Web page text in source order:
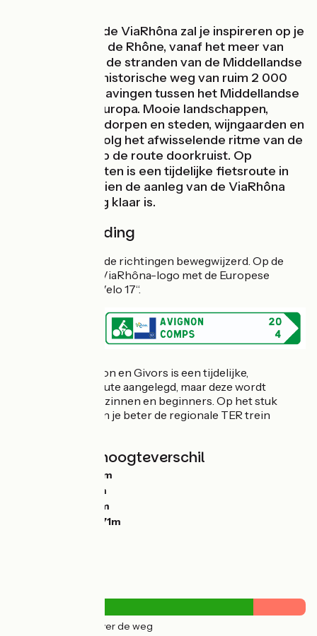
De ambitie van de ViaRhôna zal je inspireren op je
fietstocht langs de Rhône, vanaf het meer van
Genève tot aan de stranden van de Middellandse
Zee! Volg deze historische weg van ruim 2 000
jaar oude beschavingen tussen het Middellandse
Zeegebied en Europa. Mooie landschappen,
karakteristieke dorpen en steden, wijngaarden en
gastronomie... volg het afwisselende ritme van de
streken die je op de route doorkruist. Op
sommige trajecten is een tijdelijke fietsroute in
gebruik, aangezien de aanleg van de ViaRhôna
nog niet volledig klaar is.
Routeaanduiding
ViaRhôna is in beide richtingen bewegwijzerd. Op de
borden staat het ViaRhôna-logo met de Europese
aanduiding „EuroVelo 17“.
Let op! Tussen Lyon en Givors is een tijdelijke,
bewegwijzerde route aangelegd, maar deze wordt
afgeraden voor gezinnen en beginners. Op het stuk
Givors <> Lyon kun je beter de regionale TER trein
Hellingen en hoogteverschil
1590m
1899m
-1m
571m
(35%) Over de weg